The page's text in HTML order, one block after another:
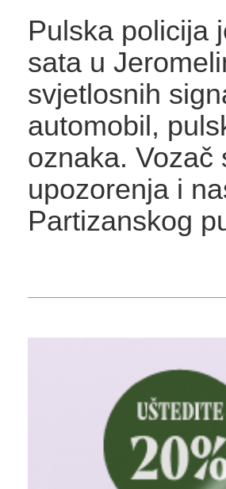
Pulska policija
sata u
svjetlosnih
automobil,
oznaka. Vozač
upozorenja i
Partizanskog